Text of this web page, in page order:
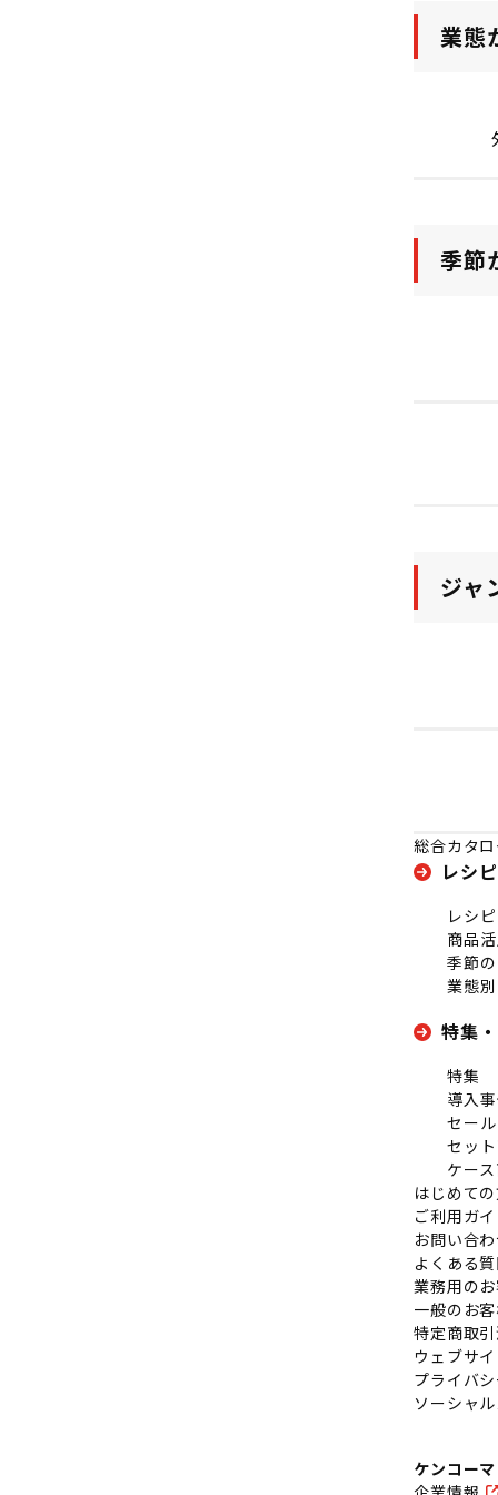
業態
季節
ジャ
総合カタ
レシピ
レシ
商品
季節
業態
特集
特集
導入
セー
セッ
ケー
はじめて
ご利用ガ
お問い合
よくある
業務用の
一般のお
特定商取
ウェブサ
プライバ
ソーシャ
ケンコー